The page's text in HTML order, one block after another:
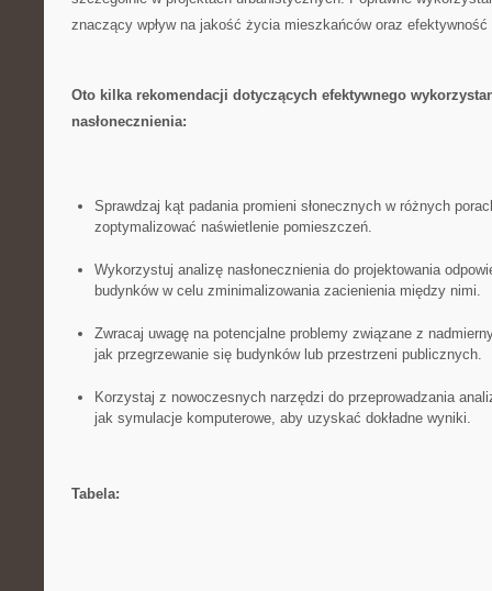
znaczący‍ wpływ na jakość życia mieszkańców oraz
Oto kilka rekomendacji dotyczących‌ efektywnego
nasłonecznienia:
Sprawdzaj⁢ kąt padania promieni słonecznych w różnych
zoptymalizować naświetlenie pomieszczeń.
Wykorzystuj analizę nasłonecznienia do projektowania
budynków w celu zminimalizowania zacienienia między‍ nimi.
Zwracaj uwagę ‌na potencjalne problemy związane z
jak przegrzewanie się budynków lub przestrzeni publicznych.
Korzystaj ‍z nowoczesnych narzędzi do przeprowadzania
jak symulacje‌ komputerowe, ⁢aby ‍uzyskać dokładne⁤ wyniki.
Tabela: